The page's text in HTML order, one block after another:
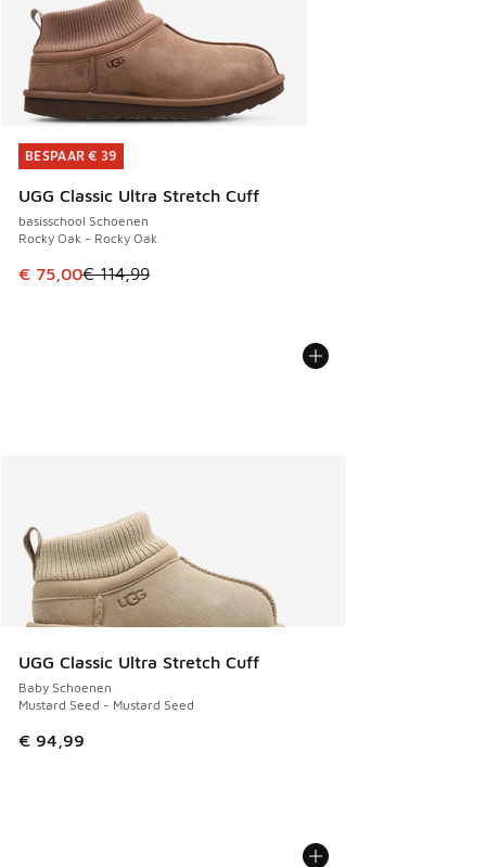
BESPAAR € 39
UGG Classic Ultra Stretch Cuff
basisschool Schoenen
Rocky Oak - Rocky Oak
Dit artikel is in de uitverkoop. Dit artikel is in de
€ 75,00€ 114,99
BESPAAR € 39
UGG Classic Ultra Stretch Cuff
Baby Schoenen
Mustard Seed - Mustard Seed
€ 94,99